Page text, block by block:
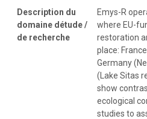
Description du
domaine détude /
de recherche
Emys-R
where EU-
restoration
place:
Germany
(Lake Sitas
show
ecological
studies to